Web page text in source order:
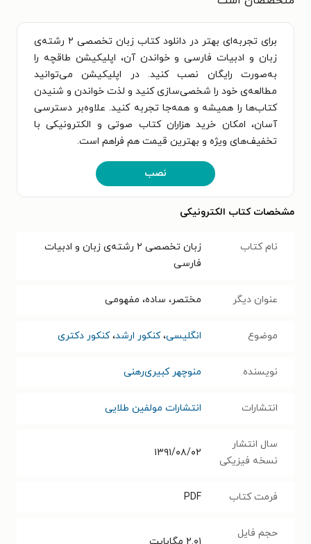
برای تجربه‌ای بهتر در دانلود کتاب زبان تخصصی ۲ رشته‌ی
زبان و ادبیات فارسی و خواندن آن، اپلیکیشن طاقچه را
به‌صورت رایگان نصب کنید. در اپلیکیشن می‌توانید
مطالعه‌ی خود را شخصی‌سازی کنید و لذت خواندن و شنیدن
کتاب‌ها را همیشه و همه‌جا تجربه کنید. علاوه‌بر دسترسی
آسان، امکان خرید هزاران کتاب صوتی و الکترونیکی با
تخفیف‌های ویژه و بهترین قیمت هم فراهم است.
نصب
مشخصات کتاب الکترونیکی
نام کتاب
زبان تخصصی ۲ رشته‌ی زبان و ادبیات
فارسی
عنوان دیگر مختصر، ساده، مفهومی
موضوع انگلیسی،کنکور ارشد،کنکور دکتری
نویسنده منوچهر کبیری‌رهنی
انتشارات انتشارات مولفین طلایی
سال انتشار
نسخه فیزیکی
۱۳۹۱/۰۸/۰۲
فرمت کتاب PDF
حجم فایل